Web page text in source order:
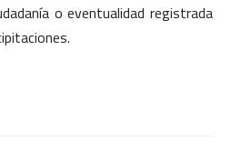
o eventualidad registrada